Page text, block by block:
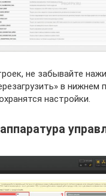
не забывайте
в нижнем
настройки.